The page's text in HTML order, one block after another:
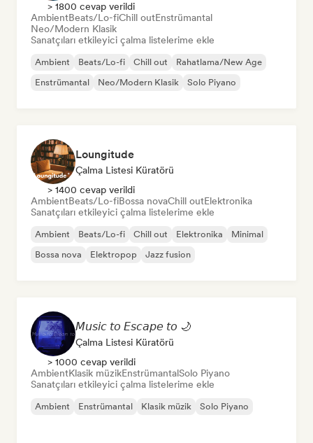
> 1800 cevap verildi
AmbientBeats/Lo-fiChill outEnstrümantal
Neo/Modern Klasik
Sanatçıları etkileyici çalma listelerime ekle
Ambient Beats/Lo-fi Chill out
Rahatlama/New Age
Enstrümantal
Neo/Modern Klasik Solo Piyano
Loungitude
Çalma Listesi Küratörü
> 1400 cevap verildi
AmbientBeats/Lo-fiBossa novaChill outElektronika
Sanatçıları etkileyici çalma listelerime ekle
Ambient Beats/Lo-fi Chill out Elektronika
Minimal
Bossa nova
Elektropop Jazz fusion
𝘔𝘶𝘴𝘪𝘤 𝘵𝘰 𝘌𝘴𝘤𝘢𝘱𝘦 𝘵𝘰 🌙
Çalma Listesi Küratörü
> 1000 cevap verildi
AmbientKlasik müzikEnstrümantalSolo Piyano
Sanatçıları etkileyici çalma listelerime ekle
Ambient Enstrümantal Klasik müzik Solo Piyano